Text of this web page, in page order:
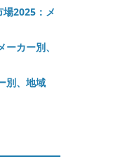
2025：メ
カー別、
別、地域